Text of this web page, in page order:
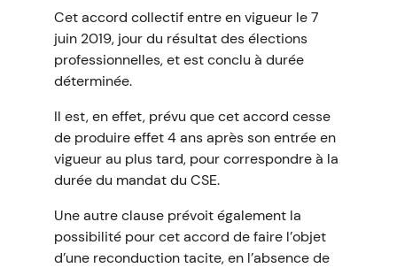
Cet accord collectif entre en vigueur le 7
juin 2019, jour du résultat des élections
professionnelles, et est conclu à durée
déterminée.
Il est, en effet, prévu que cet accord cesse
de produire effet 4 ans après son entrée en
vigueur au plus tard, pour correspondre à la
durée du mandat du CSE.
Une autre clause prévoit également la
possibilité pour cet accord de faire l’objet
d’une reconduction tacite, en l’absence de